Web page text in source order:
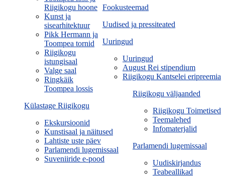
Fookusteemad
Uudised ja pressiteated
Uuringud
Uuringud
August Rei stipendium
Riigikogu Kantselei eripreemia
Riigikogu väljaanded
Riigikogu Toimetised
Teemalehed
Infomaterjalid
Parlamendi lugemissaal
Uudiskirjandus
Teabeallikad
Riigikogu hoone
Kunst ja
sisearhitektuur
Pikk Hermann ja
Toompea tornid
Riigikogu
istungisaal
Valge saal
Ringkäik
Toompea lossis
Külastage Riigikogu
Ekskursioonid
Kunstisaal ja näitused
Lahtiste uste päev
Parlamendi lugemissaal
Suveniiride e-pood